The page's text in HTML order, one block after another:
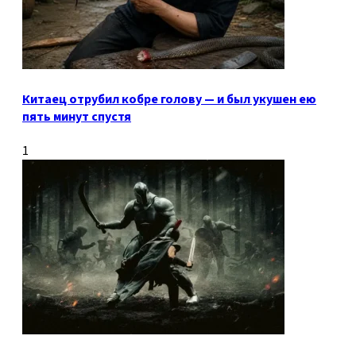
Китаец отрубил кобре голову — и был укушен ею
пять минут спустя
1